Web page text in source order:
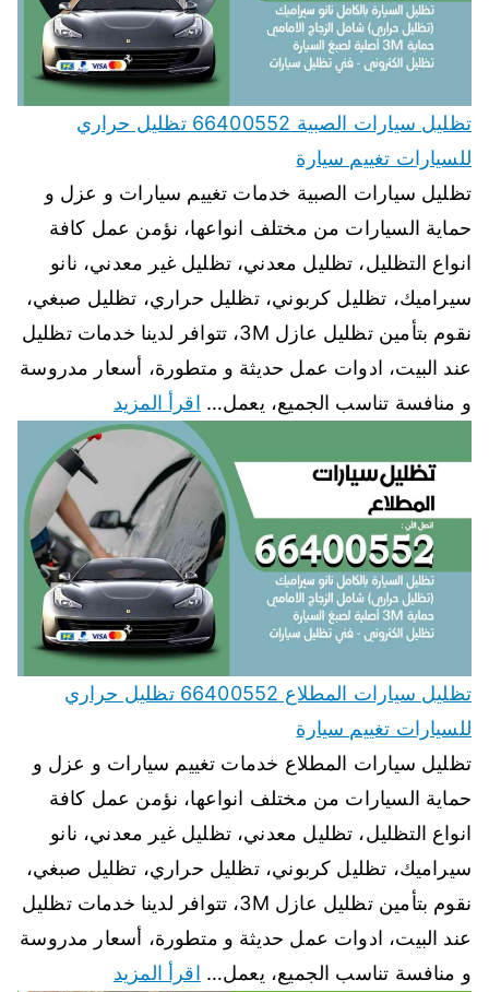
تظليل سيارات الصبية 66400552 تظليل حراري
للسيارات تغييم سيارة
تظليل سيارات الصبية خدمات تغييم سيارات و عزل و
حماية السيارات من مختلف انواعها، نؤمن عمل كافة
انواع التظليل، تظليل معدني، تظليل غير معدني، نانو
سيراميك، تظليل كربوني، تظليل حراري، تظليل صبغي،
نقوم بتأمين تظليل عازل 3M، تتوافر لدينا خدمات تظليل
عند البيت، ادوات عمل حديثة و متطورة، أسعار مدروسة
و منافسة تناسب الجميع، يعمل… اقرأ المزيد
تظليل سيارات المطلاع 66400552 تظليل حراري
للسيارات تغييم سيارة
تظليل سيارات المطلاع خدمات تغييم سيارات و عزل و
حماية السيارات من مختلف انواعها، نؤمن عمل كافة
انواع التظليل، تظليل معدني، تظليل غير معدني، نانو
سيراميك، تظليل كربوني، تظليل حراري، تظليل صبغي،
نقوم بتأمين تظليل عازل 3M، تتوافر لدينا خدمات تظليل
عند البيت، ادوات عمل حديثة و متطورة، أسعار مدروسة
و منافسة تناسب الجميع، يعمل… اقرأ المزيد